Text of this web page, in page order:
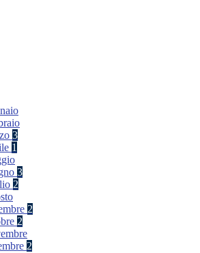
3
1
3
2
2
2
2